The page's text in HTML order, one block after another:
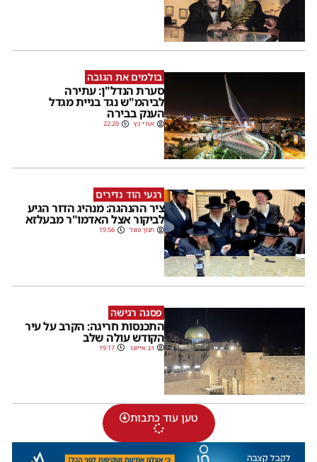
בולמים את הגובה
סערת הנדל"ן: עתירה
לביהמ"ש נגד בניית מגדל
הענק בבירה
אורי כץ 22:20
רגעי הוד נדירים
ציר ההנהגה: מנהיג הדור הגיע
לביקור אצל האדמו"ר מבעלזא
חנוך פוגל 19:56
פסגה רגישה
התכנסות חריגה: הקרב על עיר
הקודש עולה שלב
דב אייזנר 19:17
טען עוד כתבות